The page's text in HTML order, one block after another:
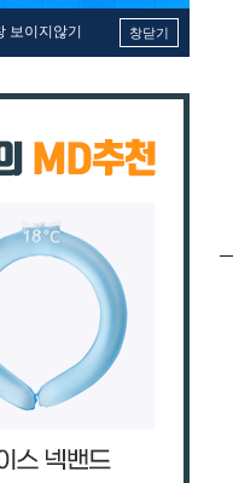
보이지않기 창닫기